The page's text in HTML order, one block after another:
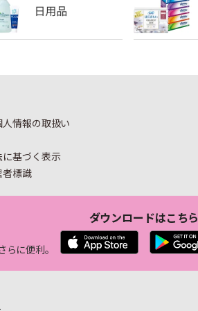
人情報の取扱い
基づく表示
者標識
に便利。
ダウンロードはこちら